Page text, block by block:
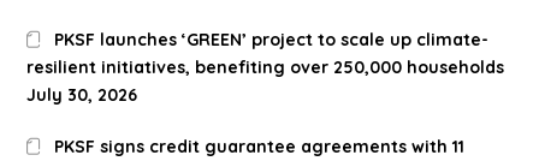
PKSF launches ‘GREEN’ project to scale up climate-
resilient initiatives, benefiting over 250,000 households
July 30, 2026
PKSF signs credit guarantee agreements with 11